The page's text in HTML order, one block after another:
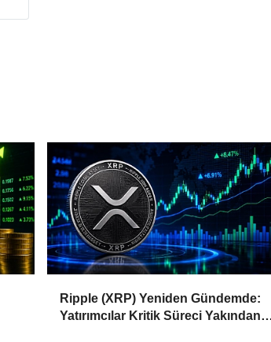
Ripple (XRP) Yeniden Gündemde:
Yatırımcılar Kritik Süreci Yakından